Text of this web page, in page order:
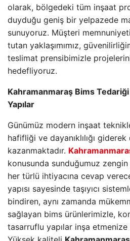
olarak, bölgedeki tüm inşaat
duyduğu geniş bir yelpazede
sunuyoruz. Müşteri
tutan yaklaşımımız,
teslimat prensibimizle
hedefliyoruz.
Kahramanmaraş Bims Tedariği
Yapılar
Günümüz modern inşaat
hafifliği ve dayanıklılığı
kazanmaktadır.
konusunda sunduğumuz
her türlü ihtiyacına cevap
yapısı sayesinde taşıyıcı
bindiren, aynı zamanda
sağlayan bims ürünlerimizle,
tasarruflu yapılar inşa etmenize